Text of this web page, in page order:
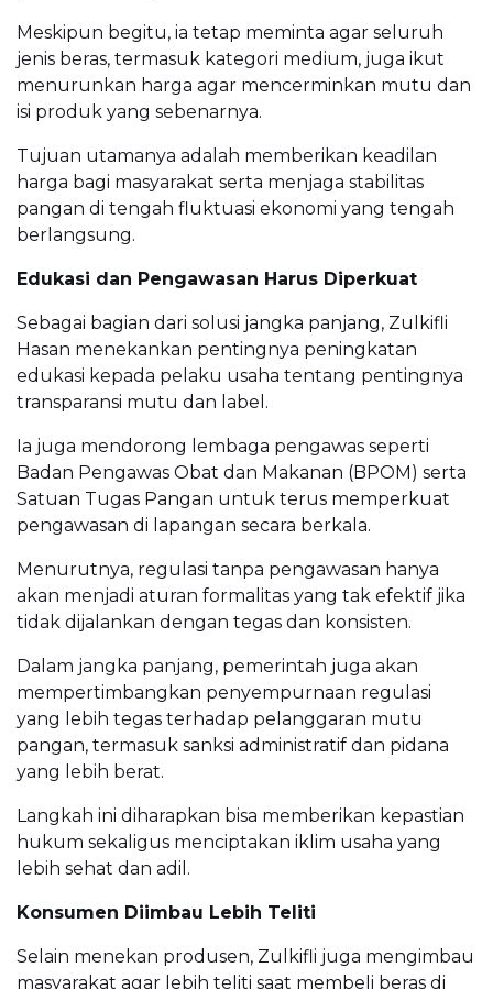
Meskipun begitu, ia tetap meminta agar seluruh
jenis beras, termasuk kategori medium, juga ikut
menurunkan harga agar mencerminkan mutu dan
isi produk yang sebenarnya.
Tujuan utamanya adalah memberikan keadilan
harga bagi masyarakat serta menjaga stabilitas
pangan di tengah fluktuasi ekonomi yang tengah
berlangsung.
Edukasi dan Pengawasan Harus Diperkuat
Sebagai bagian dari solusi jangka panjang, Zulkifli
Hasan menekankan pentingnya peningkatan
edukasi kepada pelaku usaha tentang pentingnya
transparansi mutu dan label.
Ia juga mendorong lembaga pengawas seperti
Badan Pengawas Obat dan Makanan (BPOM) serta
Satuan Tugas Pangan untuk terus memperkuat
pengawasan di lapangan secara berkala.
Menurutnya, regulasi tanpa pengawasan hanya
akan menjadi aturan formalitas yang tak efektif jika
tidak dijalankan dengan tegas dan konsisten.
Dalam jangka panjang, pemerintah juga akan
mempertimbangkan penyempurnaan regulasi
yang lebih tegas terhadap pelanggaran mutu
pangan, termasuk sanksi administratif dan pidana
yang lebih berat.
Langkah ini diharapkan bisa memberikan kepastian
hukum sekaligus menciptakan iklim usaha yang
lebih sehat dan adil.
Konsumen Diimbau Lebih Teliti
Selain menekan produsen, Zulkifli juga mengimbau
masyarakat agar lebih teliti saat membeli beras di